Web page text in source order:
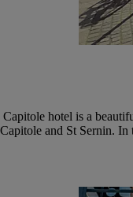
hotel is a
and St